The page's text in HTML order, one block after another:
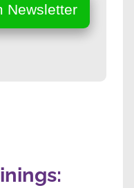
Newsletter